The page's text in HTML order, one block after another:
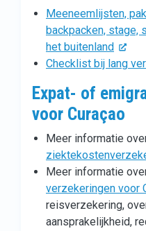
Meeneemlijsten,
backpacken, stage,
het buitenland
Checklist bij lang
Expat- of
voor Curaçao
Meer informatie
Meer informatie
verzekeringen voor
reisverzekering,
aansprakelijkheid,